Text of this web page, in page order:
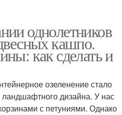
однолетников
кашпо.
как сделать и
озеленение стало
дизайна. У нас
с петуниями. Однако